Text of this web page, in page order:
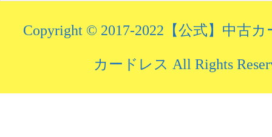
Copyright © 2017-2022【公式】中古
カードレス All Rights